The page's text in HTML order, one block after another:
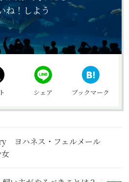
ね！しよう
シェア ブックマーク
ヨハネス・フェルメール